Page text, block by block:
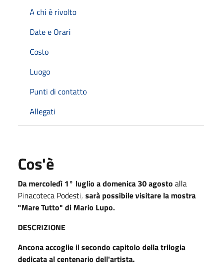
A chi è rivolto
Date e Orari
Costo
Luogo
Punti di contatto
Allegati
Cos'è
Da mercoledì 1° luglio a domenica 30 agosto alla
Pinacoteca Podesti, sarà possibile visitare la mostra
"Mare Tutto" di Mario Lupo.
DESCRIZIONE
Ancona accoglie il secondo capitolo della trilogia
dedicata al centenario dell'artista.